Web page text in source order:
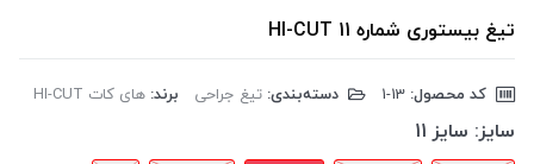
تیغ بیستوری شماره 11 HI-CUT
کد محصول: دسته‌بندی: تیغ جراحی برند: های کات HI-CUT
سایز: سایز 11